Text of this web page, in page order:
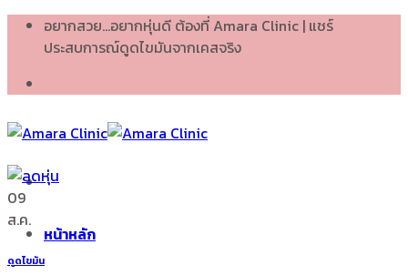
Skip อยากสวย...อยากหุ่นดี ต้องที่ Amara Clinic | แชร์
ประสบการณ์ดูดไขมันจากเคสจริง
หน้าหลัก
09
ส.ค.
ดูดไขมัน